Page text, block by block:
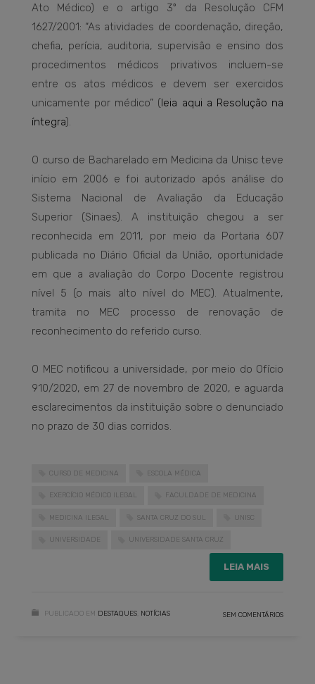
Ato Médico) e o artigo 3º da Resolução CFM
1627/2001: “As atividades de coordenação, direção,
chefia, perícia, auditoria, supervisão e ensino dos
procedimentos médicos privativos incluem-se
entre os atos médicos e devem ser exercidos
unicamente por médico” (leia aqui a Resolução na
íntegra).
O curso de Bacharelado em Medicina da Unisc teve
início em 2006 e foi autorizado após análise do
Sistema Nacional de Avaliação da Educação
Superior (Sinaes). A instituição chegou a ser
reconhecida em 2011, por meio da Portaria 607
publicada no Diário Oficial da União, oportunidade
em que a avaliação do Corpo Docente registrou
nível 5 (o mais alto nível do MEC). Atualmente,
tramita no MEC processo de renovação de
reconhecimento do referido curso.
O MEC notificou a universidade, por meio do Ofício
910/2020, em 27 de novembro de 2020, e aguarda
esclarecimentos da instituição sobre o denunciado
no prazo de 30 dias corridos.
CURSO DE MEDICINA ESCOLA MÉDICA
EXERCÍCIO MÉDICO ILEGAL FACULDADE DE MEDICINA
MEDICINA ILEGAL SANTA CRUZ DO SUL UNISC
UNIVERSIDADE UNIVERSIDADE SANTA CRUZ
LEIA MAIS
PUBLICADO EM DESTAQUES NOTÍCIAS SEM COMENTÁRIOS